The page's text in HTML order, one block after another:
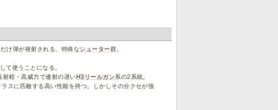
け弾が発射される、特殊なシューター群。
て使うことになる。
射程・高威力で連射の遅いH3リールガン系の2系統。
スに匹敵する高い性能を持つ。しかしその分クセが強